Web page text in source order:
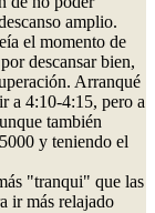
amplio.
el momento de
descansar bien,
Arranqué
a 4:10-4:15, pero a
también
y teniendo el
"tranqui" que las
ir más relajado